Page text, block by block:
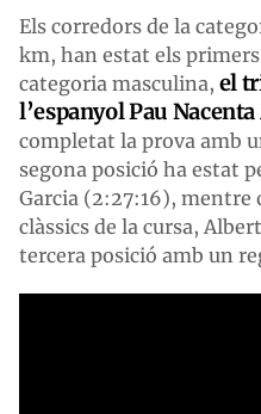
Els corredors de la
km, han estat els
categoria masculina, el
l’espanyol Pau
completat la prova amb
segona posició ha estat
Garcia (2:27:16), mentre
clàssics de la cursa,
tercera posició amb un